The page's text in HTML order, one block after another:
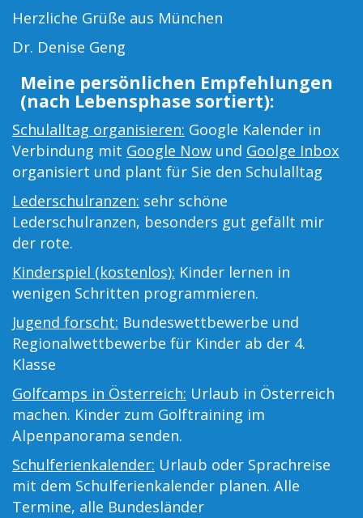
Herzliche Grüße aus München
Dr. Denise Geng
Meine persönlichen Empfehlungen
(nach Lebensphase sortiert):
Schulalltag organisieren: Google Kalender in
Verbindung mit Google Now und Goolge Inbox
organisiert und plant für Sie den Schulalltag
Lederschulranzen: sehr schöne
Lederschulranzen, besonders gut gefällt mir
der rote.
Kinderspiel (kostenlos): Kinder lernen in
wenigen Schritten programmieren.
Jugend forscht: Bundeswettbewerbe und
Regionalwettbewerbe für Kinder ab der 4.
Klasse
Golfcamps in Österreich: Urlaub in Österreich
machen. Kinder zum Golftraining im
Alpenpanorama senden.
Schulferienkalender: Urlaub oder Sprachreise
mit dem Schulferienkalender planen. Alle
Termine, alle Bundesländer